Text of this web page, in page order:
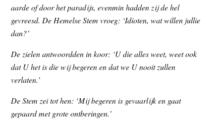
aarde of door het paradijs, evenmin hadden zij de hel
gevreesd. De Hemelse Stem vroeg: ‘Idioten, wat willen jullie
dan?’
De zielen antwoordden in koor: ‘U die alles weet, weet ook
dat U het is die wij begeren en dat we U nooit zullen
verlaten.’
De Stem zei tot hen: ‘Mij begeren is gevaarlijk en gaat
gepaard met grote ontberingen.’